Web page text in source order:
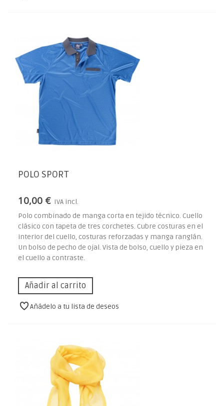
POLO SPORT
10,00 € IVA incl.
Polo combinado de manga corta en tejido técnico. Cuello
clásico con tapeta de tres corchetes. Cubre costuras en el
interior del cuello, costuras reforzadas y manga ranglán.
Un bolso de pecho de ojal. Vista de bolso, cuello y pieza en
el cuello a contraste.
Añadir al carrito
Añádelo a tu lista de deseos